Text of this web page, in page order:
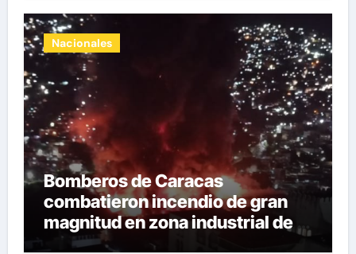
Nacionales
Bomberos de Caracas
combatieron incendio de gran
magnitud en zona industrial de El
Llanito